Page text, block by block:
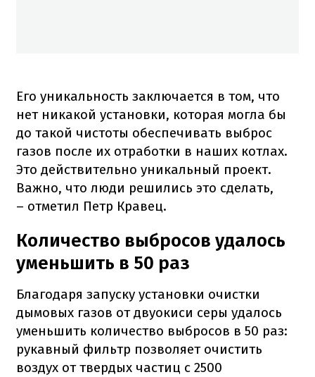
Его уникальность заключается в том, что
нет никакой установки, которая могла бы
до такой чистоты обеспечивать выброс
газов после их отработки в наших котлах.
Это действительно уникальный проект.
Важно, что люди решились это сделать,
– отметил Петр Кравец.
Количество выбросов удалось
уменьшить в 50 раз
Благодаря запуску установки очистки
дымовых газов от двуокиси серы удалось
уменьшить количество выбросов в 50 раз:
рукавный фильтр позволяет очистить
воздух от твердых частиц с 2500